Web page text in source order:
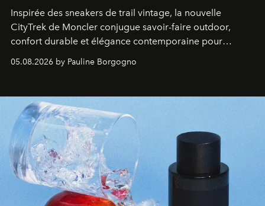
Inspirée des sneakers de trail vintage, la nouvelle
CityTrek de Moncler conjugue savoir-faire outdoor,
confort durable et élégance contemporaine pour
05.08.2026 by Pauline Borgogno